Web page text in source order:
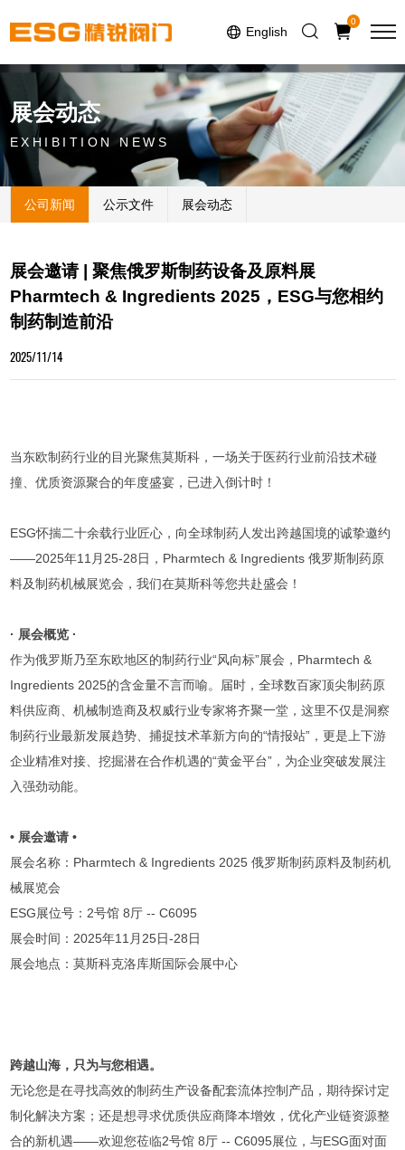
English
0
展会动态
EXHIBITION NEWS
公司新闻 公示文件 展会动态
展会邀请 | 聚焦俄罗斯制药设备及原料展
Pharmtech & Ingredients 2025，ESG与您相约
制药制造前沿
2025/11/14
当东欧制药行业的目光聚焦莫斯科，一场关于医药行业前沿技术碰
撞、优质资源聚合的年度盛宴，已进入倒计时！
ESG怀揣二十余载行业匠心，向全球制药人发出跨越国境的诚挚邀约
——2025年11月25-28日，Pharmtech & Ingredients 俄罗斯制药原
料及制药机械展览会，我们在莫斯科等您共赴盛会！
· 展会概览 ·
作为俄罗斯乃至东欧地区的制药行业“风向标”展会，Pharmtech &
Ingredients 2025的含金量不言而喻。届时，全球数百家顶尖制药原
料供应商、机械制造商及权威行业专家将齐聚一堂，这里不仅是洞察
制药行业最新发展趋势、捕捉技术革新方向的“情报站”，更是上下游
企业精准对接、挖掘潜在合作机遇的“黄金平台”，为企业突破发展注
入强劲动能。
• 展会邀请 •
展会名称：Pharmtech & Ingredients 2025 俄罗斯制药原料及制药机
械展览会
ESG展位号：2号馆 8厅 -- C6095
展会时间：2025年11月25日-28日
展会地点：莫斯科克洛库斯国际会展中心
跨越山海，只为与您相遇。
无论您是在寻找高效的制药生产设备配套流体控制产品，期待探讨定
制化解决方案；还是想寻求优质供应商降本增效，优化产业链资源整
合的新机遇——欢迎您莅临2号馆 8厅 -- C6095展位，与ESG面对面